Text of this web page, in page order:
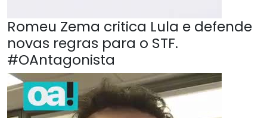
Romeu Zema critica Lula e defende
novas regras para o STF.
#OAntagonista